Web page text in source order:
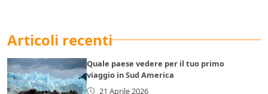
Articoli recenti
Quale paese vedere per il tuo primo
viaggio in Sud America
21 Aprile 2026